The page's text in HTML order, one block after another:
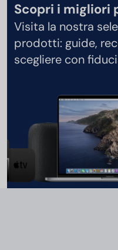
Scopri i migliori
Visita la nostra
prodotti: guide,
scegliere con